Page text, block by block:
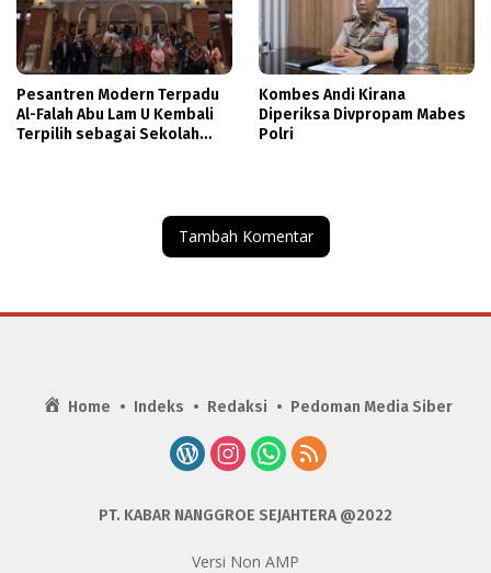
Pesantren Modern Terpadu
Al-Falah Abu Lam U Kembali
Terpilih sebagai Sekolah
Kombes Andi Kirana
Diperiksa Divpropam Mabes
Polri
Tambah Komentar
Home Indeks Redaksi Pedoman Media Siber
PT. KABAR NANGGROE SEJAHTERA @2022
Versi Non AMP